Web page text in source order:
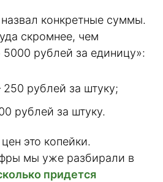
конкретные суммы.
скромнее, чем
5000 рублей за единицу»:
рублей за штуку;
рублей за штуку.
это копейки.
мы уже разбирали в
придется